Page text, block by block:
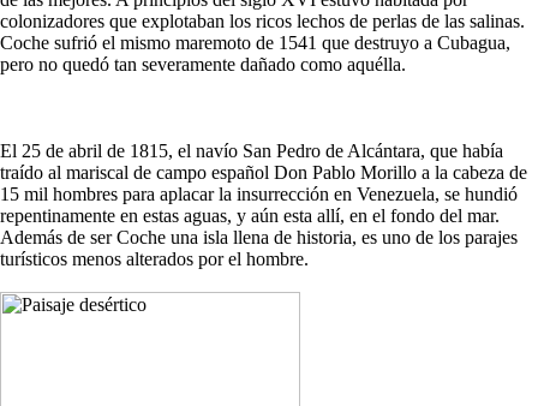
colonizadores que explotaban los ricos lechos de perlas de las salinas.
Coche sufrió el mismo maremoto de 1541 que destruyo a Cubagua,
pero no quedó tan severamente dañado como aquélla.
El 25 de abril de 1815, el navío San Pedro de Alcántara, que había
traído al mariscal de campo español Don Pablo Morillo a la cabeza de
15 mil hombres para aplacar la insurrección en Venezuela, se hundió
repentinamente en estas aguas, y aún esta allí, en el fondo del mar.
Además de ser Coche una isla llena de historia, es uno de los parajes
turísticos menos alterados por el hombre.